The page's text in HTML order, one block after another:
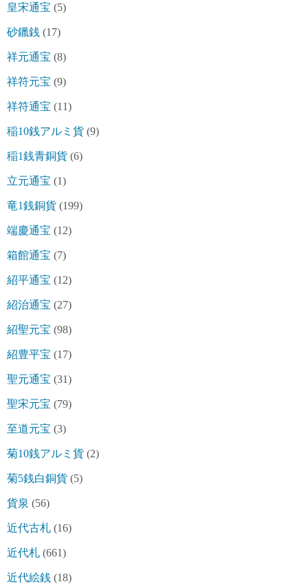
皇宋通宝 (5)
砂鑞銭 (17)
祥元通宝 (8)
祥符元宝 (9)
祥符通宝 (11)
稲10銭アルミ貨 (9)
稲1銭青銅貨 (6)
立元通宝 (1)
竜1銭銅貨 (199)
端慶通宝 (12)
箱館通宝 (7)
紹平通宝 (12)
紹治通宝 (27)
紹聖元宝 (98)
紹豊平宝 (17)
聖元通宝 (31)
聖宋元宝 (79)
至道元宝 (3)
菊10銭アルミ貨 (2)
菊5銭白銅貨 (5)
貨泉 (56)
近代古札 (16)
近代札 (661)
近代絵銭 (18)